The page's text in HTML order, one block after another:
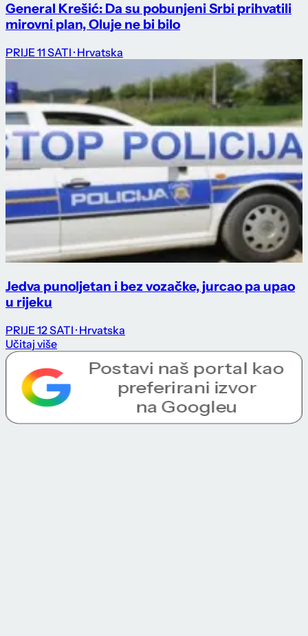
General Krešić: Da su pobunjeni Srbi prihvatili
mirovni plan, Oluje ne bi bilo
PRIJE 11 SATI · Hrvatska
Jedva punoljetan i bez vozačke, jurcao pa upao
u rijeku
PRIJE 12 SATI · Hrvatska
Učitaj više